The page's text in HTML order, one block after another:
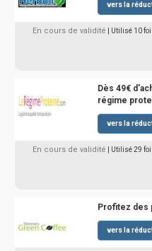
vers la
En cours de validité | Utilisé 10
Dès 49€
régime
vers la
En cours de validité | Utilisé 29
Profitez des
vers la